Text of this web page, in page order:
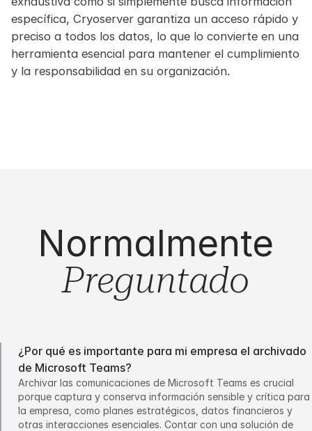
específica, Cryoserver garantiza un acceso rápido y
preciso a todos los datos, lo que lo convierte en una
herramienta esencial para mantener el cumplimiento
y la responsabilidad en su organización.
Normalmente
Preguntado
¿Por qué es importante para mi empresa el archivado
de Microsoft Teams?
Archivar las comunicaciones de Microsoft Teams es crucial
porque captura y conserva información sensible y crítica para
la empresa, como planes estratégicos, datos financieros y
otras interacciones esenciales. Contar con una solución de